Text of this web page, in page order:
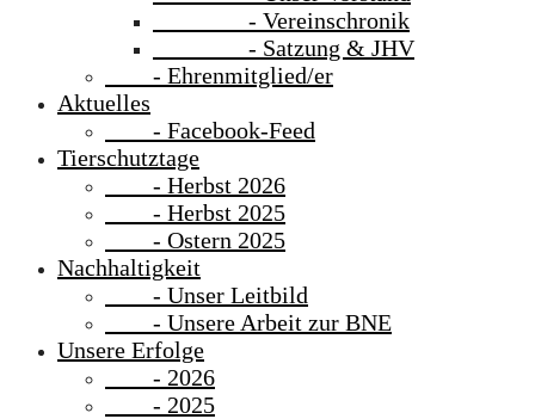
- Vereinschronik
- Satzung & JHV
- Ehrenmitglied/er
Aktuelles
- Facebook-Feed
Tierschutztage
- Herbst 2026
- Herbst 2025
- Ostern 2025
Nachhaltigkeit
- Unser Leitbild
- Unsere Arbeit zur BNE
Unsere Erfolge
- 2026
- 2025